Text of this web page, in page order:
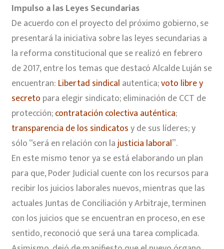
Impulso a las Leyes Secundarias
De acuerdo con el proyecto del próximo gobierno, se
presentará la iniciativa sobre las leyes secundarias a
la reforma constitucional que se realizó en febrero
de 2017, entre los temas que destacó Alcalde Luján se
encuentran: Libertad sindical autentica;voto libre y
secreto para elegir sindicato; eliminación de CCT de
protección;contratación colectiva auténtica;
transparencia de los sindicatosy de sus líderes; y
sólo “será en relación con lajusticia laboral”.
En este mismo tenor ya se está elaborando un plan
para que, Poder Judicial cuente con los recursos para
recibir los juicios laborales nuevos, mientras que las
actuales Juntas de Conciliación y Arbitraje, terminen
con los juicios que se encuentran en proceso, en ese
sentido, reconoció que será una tarea complicada.